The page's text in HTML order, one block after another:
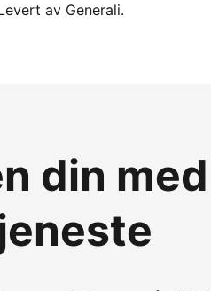
av Generali.
din med